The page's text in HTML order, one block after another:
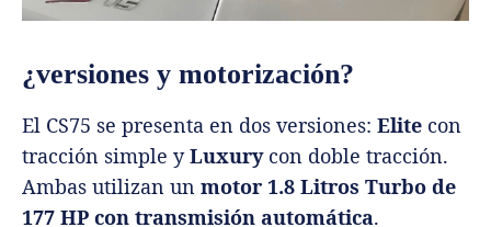
¿versiones y motorización?
El CS75 se presenta en dos versiones: Elite con
tracción simple yLuxurycon doble tracción.
Ambas utilizan un motor 1.8 Litros Turbo de
177 HP con transmisión automática.